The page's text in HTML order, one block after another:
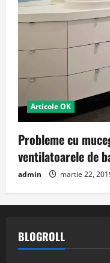
Articole OK
Probleme cu
ventilatoarele de
admin martie 22,
BLOGROLL